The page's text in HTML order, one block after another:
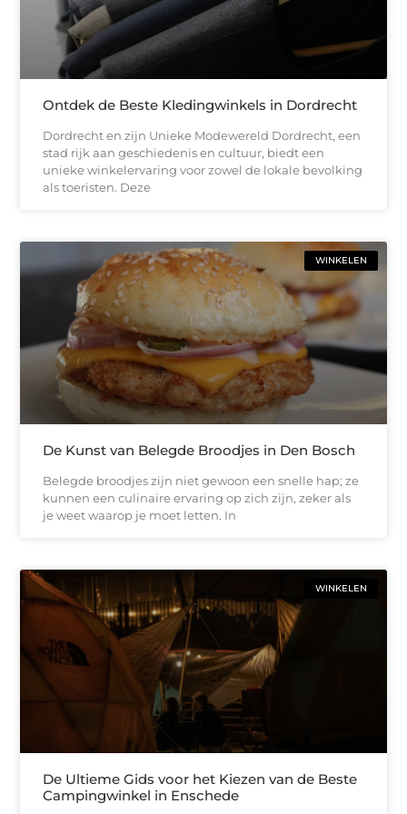
Ontdek de Beste Kledingwinkels in Dordrecht
Dordrecht en zijn Unieke Modewereld Dordrecht, een
stad rijk aan geschiedenis en cultuur, biedt een
unieke winkelervaring voor zowel de lokale bevolking
als toeristen. Deze
WINKELEN
De Kunst van Belegde Broodjes in Den Bosch
Belegde broodjes zijn niet gewoon een snelle hap; ze
kunnen een culinaire ervaring op zich zijn, zeker als
je weet waarop je moet letten. In
WINKELEN
De Ultieme Gids voor het Kiezen van de Beste
Campingwinkel in Enschede